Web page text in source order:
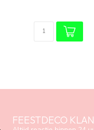
FEESTDECO